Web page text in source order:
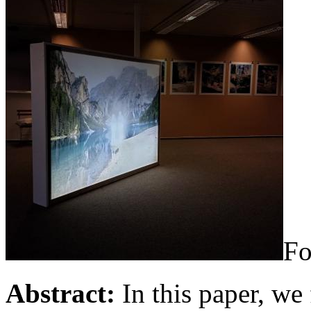
Abstract: In this paper,